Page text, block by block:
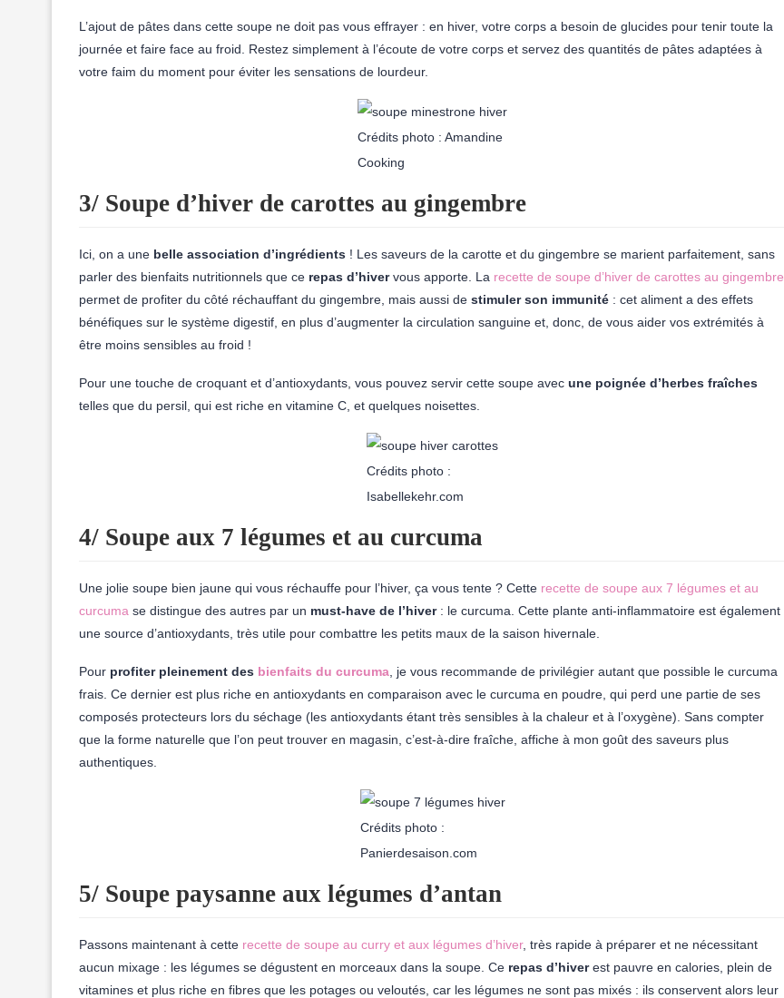
L’ajout de pâtes dans cette soupe ne doit pas vous effrayer : en hiver, votre corps a besoin de glucides pour tenir toute la
journée et faire face au froid. Restez simplement à l’écoute de votre corps et servez des quantités de pâtes adaptées à
votre faim du moment pour éviter les sensations de lourdeur.
Crédits photo : Amandine
Cooking
3/ Soupe d’hiver de carottes au gingembre
Ici, on a une belle association d’ingrédients ! Les saveurs de la carotte et du gingembre se marient parfaitement, sans
parler des bienfaits nutritionnels que ce repas d’hivervous apporte. La recette de soupe d’hiver de carottes au gingembre
permet de profiter du côté réchauffant du gingembre, mais aussi de stimuler son immunité : cet aliment a des effets
bénéfiques sur le système digestif, en plus d’augmenter la circulation sanguine et, donc, de vous aider vos extrémités à
être moins sensibles au froid !
Pour une touche de croquant et d’antioxydants, vous pouvez servir cette soupe avec une poignée d’herbes fraîches
telles que du persil, qui est riche en vitamine C, et quelques noisettes.
Crédits photo :
Isabellekehr.com
4/ Soupe aux 7 légumes et au curcuma
Une jolie soupe bien jaune qui vous réchauffe pour l’hiver, ça vous tente ? Cette recette de soupe aux 7 légumes et au
curcuma se distingue des autres par un must-have de l’hiver: le curcuma. Cette plante anti-inflammatoire est également
une source d’antioxydants, très utile pour combattre les petits maux de la saison hivernale.
Pour profiter pleinement des bienfaits du curcuma , je vous recommande de privilégier autant que possible le curcuma
frais. Ce dernier est plus riche en antioxydants en comparaison avec le curcuma en poudre, qui perd une partie de ses
composés protecteurs lors du séchage (les antioxydants étant très sensibles à la chaleur et à l’oxygène). Sans compter
que la forme naturelle que l’on peut trouver en magasin, c’est-à-dire fraîche, affiche à mon goût des saveurs plus
authentiques.
Crédits photo :
Panierdesaison.com
5/ Soupe paysanne aux légumes d’antan
Passons maintenant à cette recette de soupe au curry et aux légumes d’hiver, très rapide à préparer et ne nécessitant
aucun mixage : les légumes se dégustent en morceaux dans la soupe. Ce repas d’hiverest pauvre en calories, plein de
vitamines et plus riche en fibres que les potages ou veloutés, car les légumes ne sont pas mixés : ils conservent alors leur